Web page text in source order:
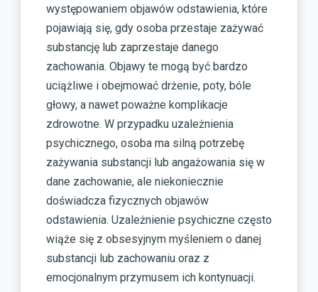
występowaniem objawów odstawienia, które
pojawiają się, gdy osoba przestaje zażywać
substancję lub zaprzestaje danego
zachowania. Objawy te mogą być bardzo
uciążliwe i obejmować drżenie, poty, bóle
głowy, a nawet poważne komplikacje
zdrowotne. W przypadku uzależnienia
psychicznego, osoba ma silną potrzebę
zażywania substancji lub angażowania się w
dane zachowanie, ale niekoniecznie
doświadcza fizycznych objawów
odstawienia. Uzależnienie psychiczne często
wiąże się z obsesyjnym myśleniem o danej
substancji lub zachowaniu oraz z
emocjonalnym przymusem ich kontynuacji.